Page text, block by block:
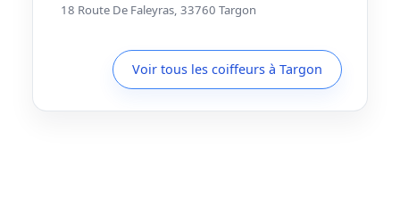
18 Route De Faleyras, 33760 Targon
Voir tous les coiffeurs à Targon